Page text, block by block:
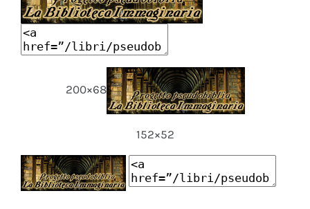
200×68
152×52